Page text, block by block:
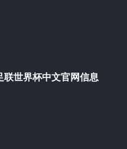
联世界杯中文官网信息